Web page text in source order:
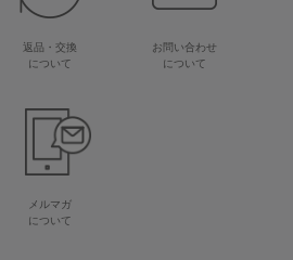
返品・交換
について
お問い合わせ
について
メルマガ
について